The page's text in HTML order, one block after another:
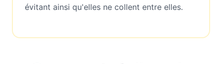
évitant ainsi qu'elles ne collent entre elles.